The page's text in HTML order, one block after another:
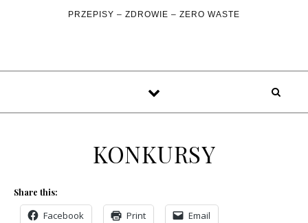
PRZEPISY – ZDROWIE – ZERO WASTE
KONKURSY
Share this:
Facebook Print Email